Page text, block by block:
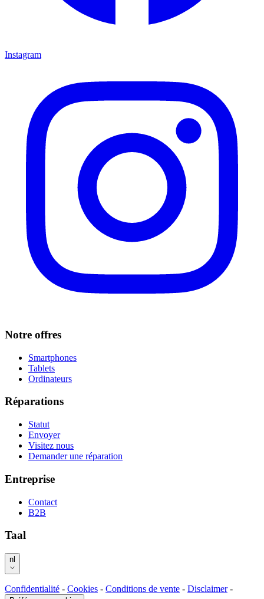
Instagram
Notre offres
Smartphones
Tablets
Ordinateurs
Réparations
Statut
Envoyer
Visitez nous
Demander une réparation
Entreprise
Contact
B2B
Taal
nl
Confidentialité - Cookies - Conditions de vente - Disclaimer -